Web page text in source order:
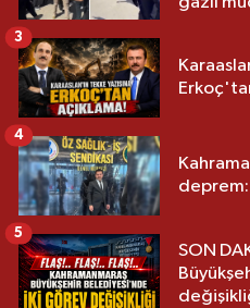
3
deprem:
4
SON
5